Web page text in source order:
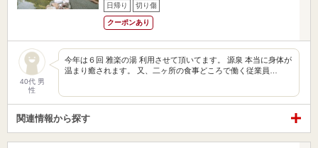
日帰り 切り傷
クーポンあり
40代 男
性
今年は６回 雅楽の湯 利用させて頂いてます。 源泉 本当に身体が
温まり癒されます。 又、二ヶ所の食事どころで働く従業員…
関連情報から探す